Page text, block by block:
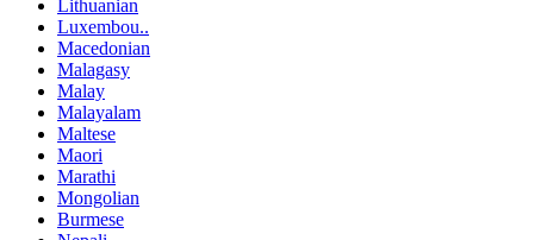
Lithuanian
Luxembou..
Macedonian
Malagasy
Malay
Malayalam
Maltese
Maori
Marathi
Mongolian
Burmese